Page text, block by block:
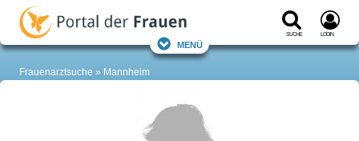
Suche Login
Menü
Frauenarztsuche Mannheim